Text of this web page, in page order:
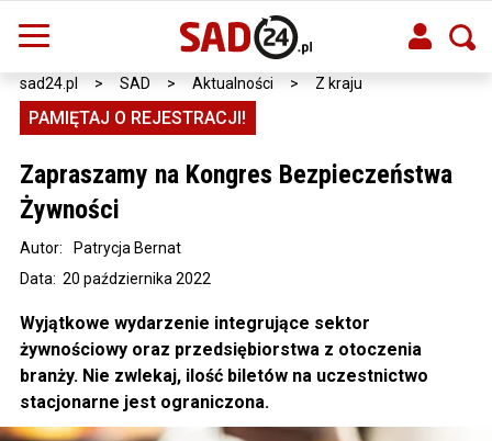
sad24.pl > SAD > Aktualności > Z kraju
PAMIĘTAJ O REJESTRACJI!
Zapraszamy na Kongres Bezpieczeństwa
Żywności
Data: 20 października 2022
Autor: Patrycja Bernat
Wyjątkowe wydarzenie integrujące sektor
żywnościowy oraz przedsiębiorstwa z otoczenia
branży. Nie zwlekaj, ilość biletów na uczestnictwo
stacjonarne jest ograniczona.